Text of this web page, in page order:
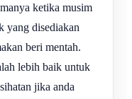
ketika musim
yang disediakan
beri mentah.
lebih baik untuk
jika anda